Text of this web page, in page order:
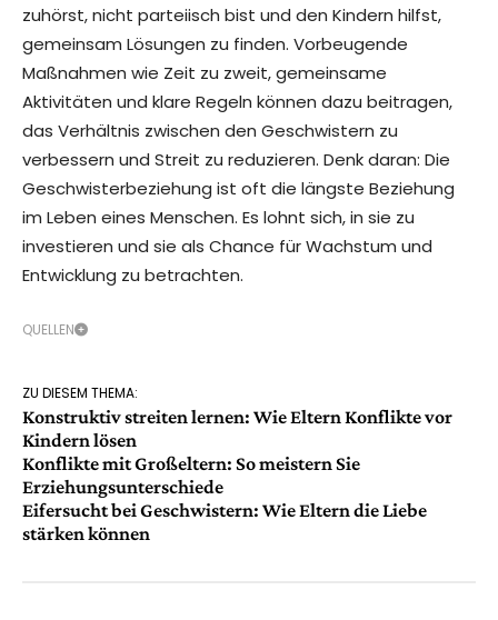
zuhörst, nicht parteiisch bist und den Kindern hilfst,
gemeinsam Lösungen zu finden. Vorbeugende
Maßnahmen wie Zeit zu zweit, gemeinsame
Aktivitäten und klare Regeln können dazu beitragen,
das Verhältnis zwischen den Geschwistern zu
verbessern und Streit zu reduzieren. Denk daran: Die
Geschwisterbeziehung ist oft die längste Beziehung
im Leben eines Menschen. Es lohnt sich, in sie zu
investieren und sie als Chance für Wachstum und
Entwicklung zu betrachten.
QUELLEN
ZU DIESEM THEMA:
Konstruktiv streiten lernen: Wie Eltern Konflikte vor
Kindern lösen
Konflikte mit Großeltern: So meistern Sie
Erziehungsunterschiede
Eifersucht bei Geschwistern: Wie Eltern die Liebe
stärken können